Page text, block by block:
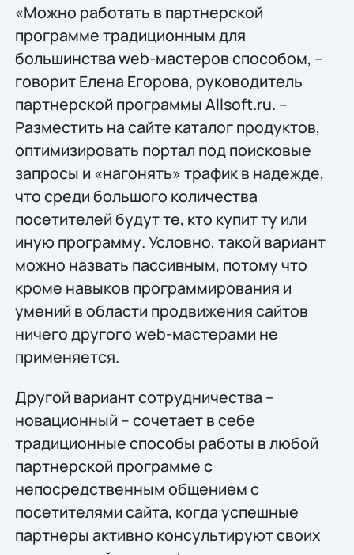
«Можно работать в партнерской
программе традиционным для
большинства web-мастеров способом, –
говорит Елена Егорова, руководитель
партнерской программы Allsoft.ru. –
Разместить на сайте каталог продуктов,
оптимизировать портал под поисковые
запросы и «нагонять» трафик в надежде,
что среди большого количества
посетителей будут те, кто купит ту или
иную программу. Условно, такой вариант
можно назвать пассивным, потому что
кроме навыков программирования и
умений в области продвижения сайтов
ничего другого web-мастерами не
применяется.
Другой вариант сотрудничества –
новационный – сочетает в себе
традиционные способы работы в любой
партнерской программе с
непосредственным общением с
посетителями сайта, когда успешные
партнеры активно консультируют своих